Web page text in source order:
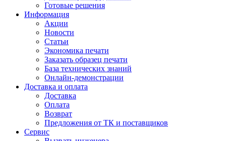
Готовые решения
Информация
Акции
Новости
Статьи
Экономика печати
Заказать образец печати
База технических знаний
Онлайн-демонстрации
Доставка и оплата
Доставка
Оплата
Возврат
Предложения от ТК и поставщиков
Сервис